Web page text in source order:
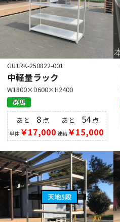
GU1RK-250822-001
中軽量ラック
W1800×D600×H2400
群馬
あと 8 点
単体 ￥17,000
あと 54点
連結￥15,000